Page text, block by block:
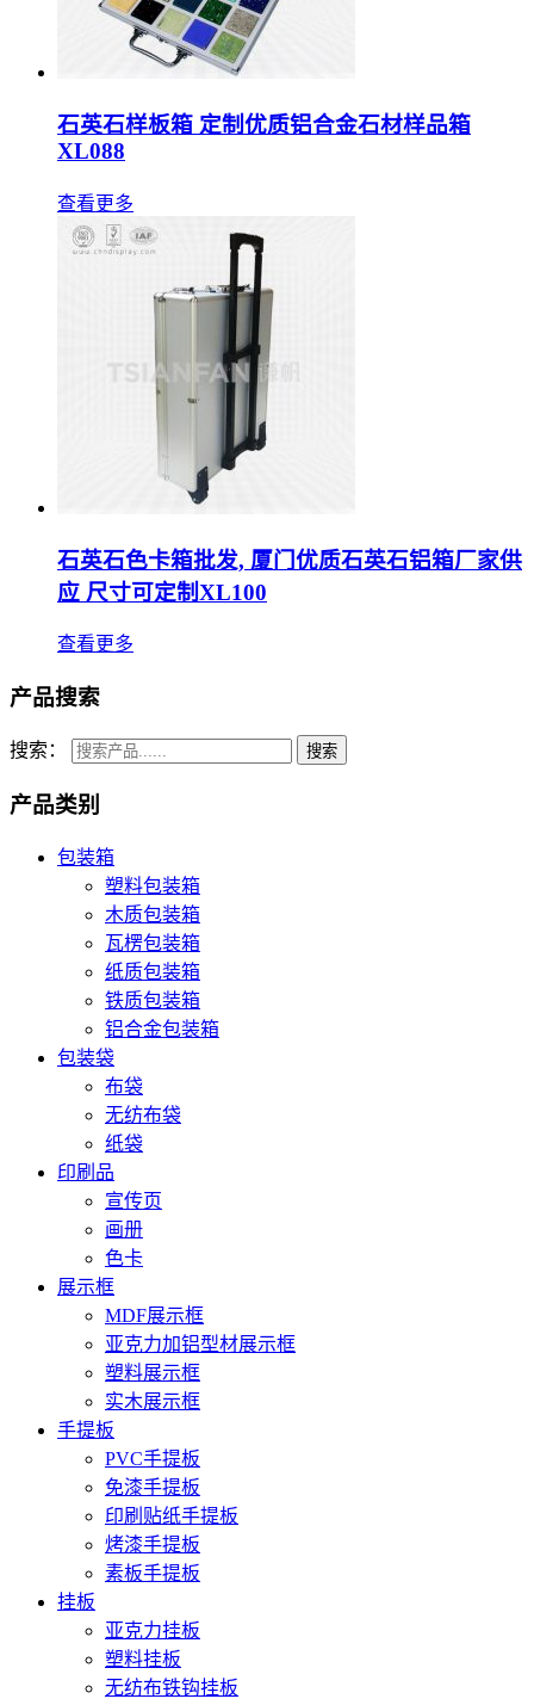
石英石样板箱 定制优质铝合金石材样品箱
XL088
查看更多
石英石色卡箱批发, 厦门优质石英石铝箱厂家供
应 尺寸可定制XL100
查看更多
产品搜索
搜索：
产品类别
包装箱
塑料包装箱
木质包装箱
瓦楞包装箱
纸质包装箱
铁质包装箱
铝合金包装箱
包装袋
布袋
无纺布袋
纸袋
印刷品
宣传页
画册
色卡
展示框
MDF展示框
亚克力加铝型材展示框
塑料展示框
实木展示框
手提板
PVC手提板
免漆手提板
印刷贴纸手提板
烤漆手提板
素板手提板
挂板
亚克力挂板
塑料挂板
无纺布铁钩挂板